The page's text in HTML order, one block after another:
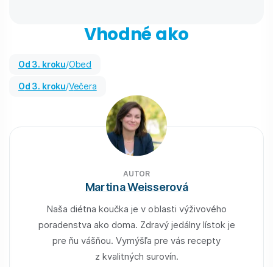
Vhodné ako
od 3. kroku/ Obed
od 3. kroku/ Večera
AUTOR
Martina Weisserová
Naša diétna koučka je v oblasti výživového
poradenstva ako doma. Zdravý jedálny lístok je
pre ňu vášňou. Vymýšľa pre vás recepty
z kvalitných surovín.